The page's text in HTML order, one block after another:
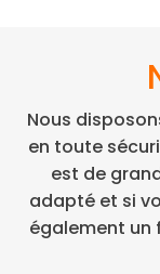
Nous
en toute
est de
adapté et si
également un